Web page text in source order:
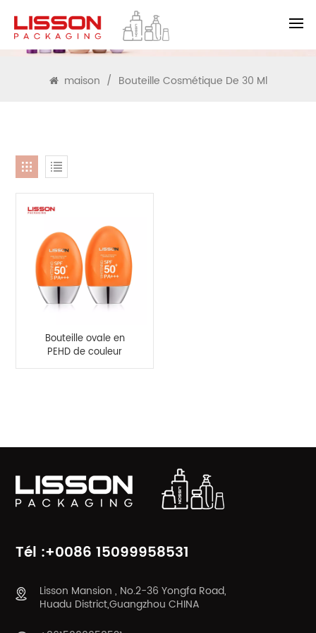
RECHERCHE
maison / Bouteille Cosmétique De 30 Ml
Bouteille ovale en
PEHD de couleur
orange de 30 ml et 50
Tél :+0086 15099958531
Lisson Mansion , No.2-36 Yongfa Road,
Huadu District,Guangzhou CHINA